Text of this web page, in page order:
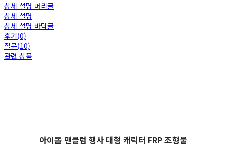
상세 설명 머리글
상세 설명
상세 설명 바닥글
후기(0)
질문(10)
관련 상품
아이돌 팬클럽 행사 대형 캐릭터 FRP 조형물